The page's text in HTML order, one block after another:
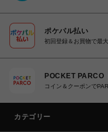
ポケパル払い
初回登録＆お買物で最
POCKET PARCO
コイン＆クーポンで
カテゴリー